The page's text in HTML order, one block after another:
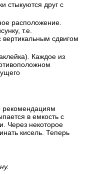
стыкуются друг с
расположение.
т.е.
сдвигом
Каждое из
рекомендациям
в емкость с
Через некоторое
кисель. Теперь